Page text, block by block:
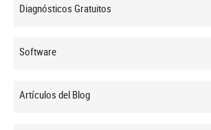
Diagnósticos Gratuitos
Software
Artículos del Blog